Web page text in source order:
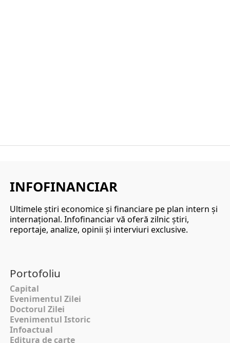
INFOFINANCIAR
Ultimele ştiri economice şi financiare pe plan intern şi
internaţional. Infofinanciar vă oferă zilnic ştiri,
reportaje, analize, opinii şi interviuri exclusive.
Portofoliu
Capital
Evenimentul Zilei
Doctorul Zilei
Evenimentul Istoric
Infoactual
Editura de carte